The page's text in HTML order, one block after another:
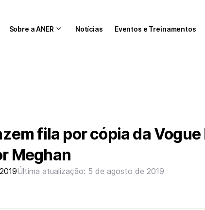
Sobre a ANER Notícias Eventos e Treinamentos
fila por cópia da
Meghan
Última atualização: 5 de agosto de 2019